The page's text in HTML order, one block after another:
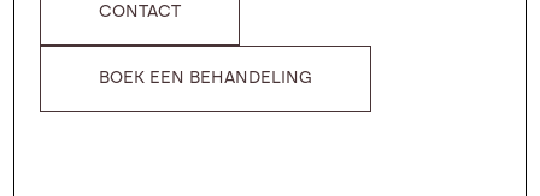
CONTACT
BOEK EEN BEHANDELING